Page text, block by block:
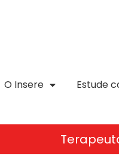
O Insere Estude